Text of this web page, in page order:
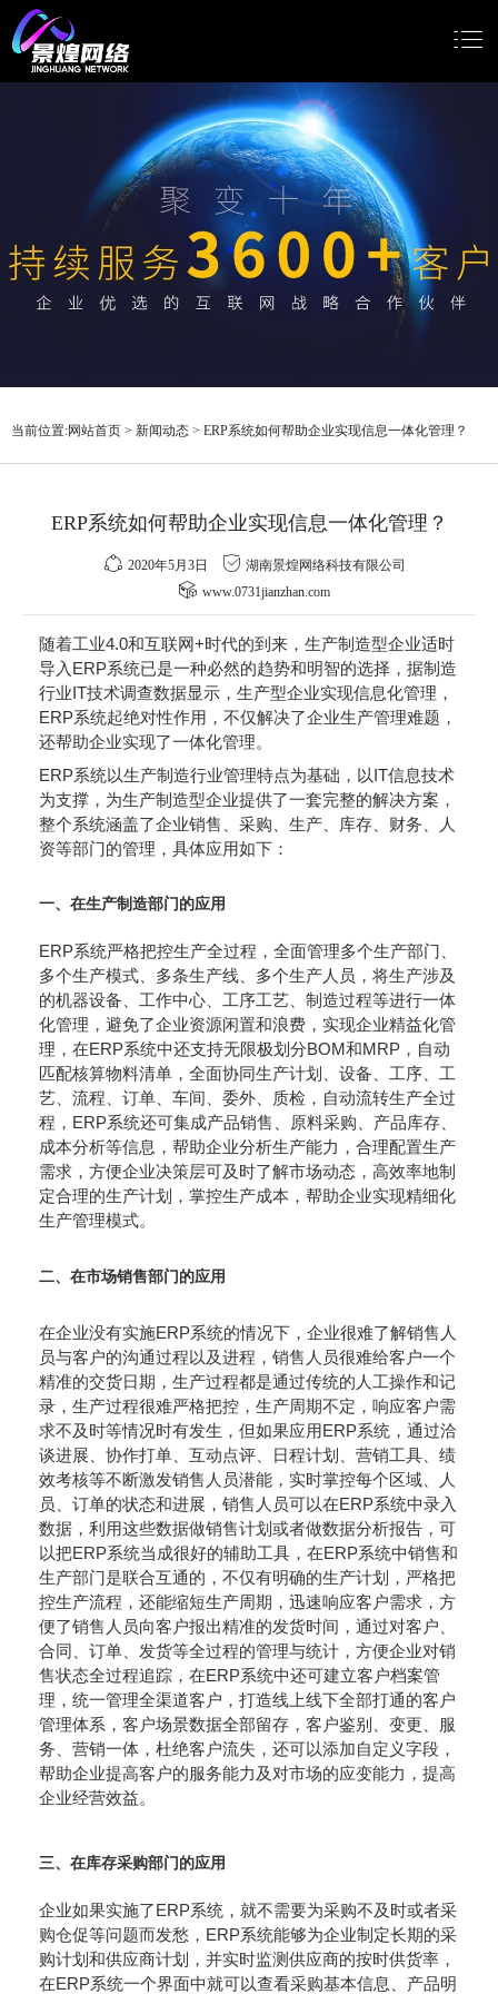
小程序开发
Google推广
关于我们
当前位置:网站首页 > 新闻动态 > ERP系统如何帮助企业实现信息一体化管理？
ERP系统如何帮助企业实现信息一体化管理？
2020年5月3日
湖南景煌网络科技有限公司
www.0731jianzhan.com
随着工业4.0和互联网+时代的到来，生产制造型企业适时
导入ERP系统已是一种必然的趋势和明智的选择，据制造
行业IT技术调查数据显示，生产型企业实现信息化管理，
ERP系统起绝对性作用，不仅解决了企业生产管理难题，
还帮助企业实现了一体化管理。
ERP系统以生产制造行业管理特点为基础，以IT信息技术
为支撑，为生产制造型企业提供了一套完整的解决方案，
整个系统涵盖了企业销售、采购、生产、库存、财务、人
资等部门的管理，具体应用如下：
一、在生产制造部门的应用
ERP系统严格把控生产全过程，全面管理多个生产部门、
多个生产模式、多条生产线、多个生产人员，将生产涉及
的机器设备、工作中心、工序工艺、制造过程等进行一体
化管理，避免了企业资源闲置和浪费，实现企业精益化管
理，在ERP系统中还支持无限极划分BOM和MRP，自动
匹配核算物料清单，全面协同生产计划、设备、工序、工
艺、流程、订单、车间、委外、质检，自动流转生产全过
程，ERP系统还可集成产品销售、原料采购、产品库存、
成本分析等信息，帮助企业分析生产能力，合理配置生产
需求，方便企业决策层可及时了解市场动态，高效率地制
定合理的生产计划，掌控生产成本，帮助企业实现精细化
生产管理模式。
二、在市场销售部门的应用
在企业没有实施ERP系统的情况下，企业很难了解销售人
员与客户的沟通过程以及进程，销售人员很难给客户一个
精准的交货日期，生产过程都是通过传统的人工操作和记
录，生产过程很难严格把控，生产周期不定，响应客户需
求不及时等情况时有发生，但如果应用ERP系统，通过洽
谈进展、协作打单、互动点评、日程计划、营销工具、绩
效考核等不断激发销售人员潜能，实时掌控每个区域、人
员、订单的状态和进展，销售人员可以在ERP系统中录入
数据，利用这些数据做销售计划或者做数据分析报告，可
以把ERP系统当成很好的辅助工具，在ERP系统中销售和
生产部门是联合互通的，不仅有明确的生产计划，严格把
控生产流程，还能缩短生产周期，迅速响应客户需求，方
便了销售人员向客户报出精准的发货时间，通过对客户、
合同、订单、发货等全过程的管理与统计，方便企业对销
售状态全过程追踪，在ERP系统中还可建立客户档案管
理，统一管理全渠道客户，打造线上线下全部打通的客户
管理体系，客户场景数据全部留存，客户鉴别、变更、服
务、营销一体，杜绝客户流失，还可以添加自定义字段，
帮助企业提高客户的服务能力及对市场的应变能力，提高
企业经营效益。
三、在库存采购部门的应用
企业如果实施了ERP系统，就不需要为采购不及时或者采
购仓促等问题而发愁，ERP系统能够为企业制定长期的采
购计划和供应商计划，并实时监测供应商的按时供货率，
在ERP系统一个界面中就可以查看采购基本信息、产品明